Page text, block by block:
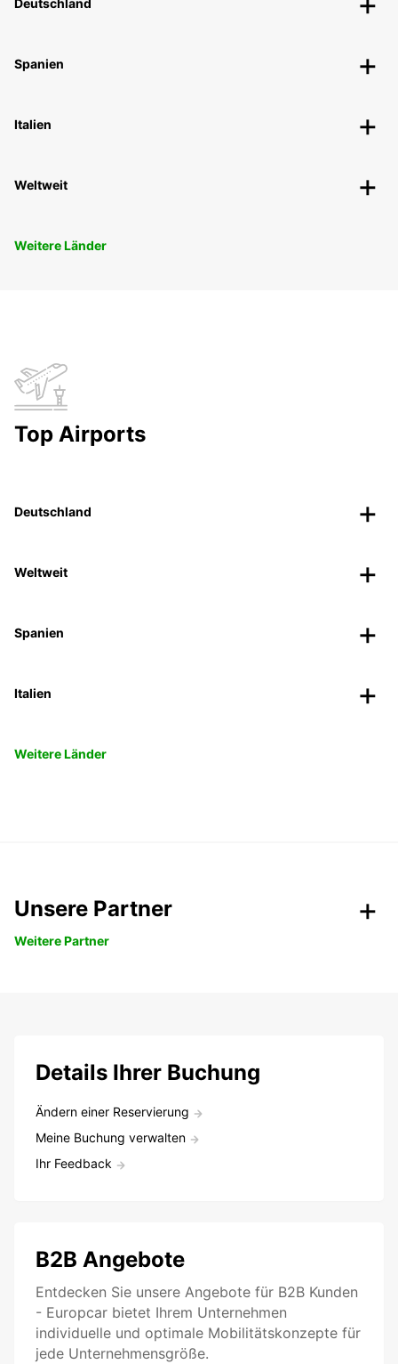
Deutschland
Spanien
Italien
Weltweit
Weitere Länder
Top Airports
Deutschland
Weltweit
Spanien
Italien
Weitere Länder
Unsere Partner
Weitere Partner
Details Ihrer Buchung
Ändern einer Reservierung
Meine Buchung verwalten
Ihr Feedback
B2B Angebote
Entdecken Sie unsere Angebote für B2B Kunden
- Europcar bietet Ihrem Unternehmen
individuelle und optimale Mobilitätskonzepte für
jede Unternehmensgröße.